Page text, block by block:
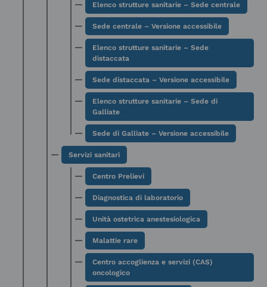
Elenco strutture sanitarie – Sede centrale
Sede centrale – Versione accessibile
Elenco strutture sanitarie – Sede
distaccata
Sede distaccata – Versione accessibile
Elenco strutture sanitarie – Sede di
Galliate
Sede di Galliate – Versione accessibile
Servizi sanitari
Centro Prelievi
Diagnostica di laboratorio
Unità ostetrica anestesiologica
Malattie rare
Centro accoglienza e servizi (CAS)
oncologico